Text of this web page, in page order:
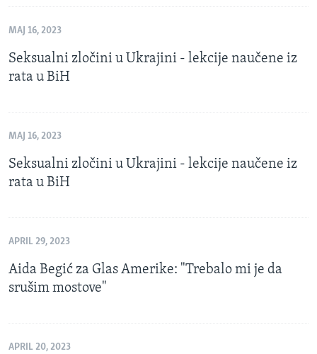
MAJ 16, 2023
Seksualni zločini u Ukrajini - lekcije naučene iz
rata u BiH
MAJ 16, 2023
Seksualni zločini u Ukrajini - lekcije naučene iz
rata u BiH
APRIL 29, 2023
Aida Begić za Glas Amerike: "Trebalo mi je da
srušim mostove"
APRIL 20, 2023